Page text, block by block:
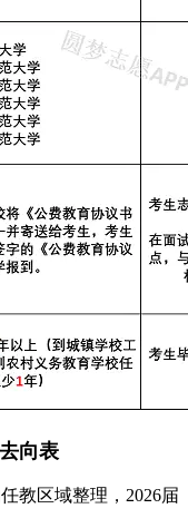
向表
教区域整理，2026届